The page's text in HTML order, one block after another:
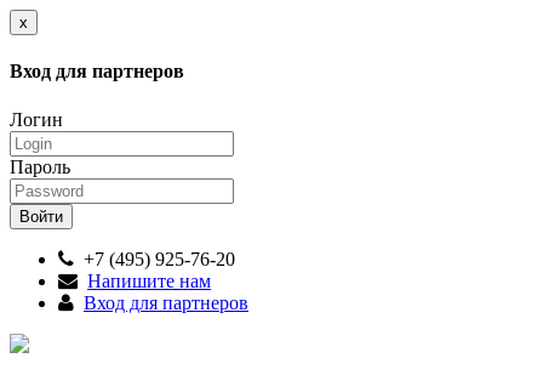
x
Вход для партнеров
Логин
Пароль
+7 (495) 925-76-20
Напишите нам
Вход для партнеров